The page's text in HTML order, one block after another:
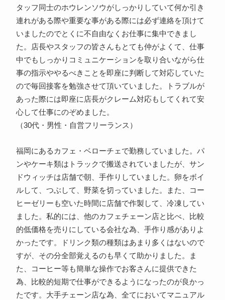
タッフ同士のホウレンソウがしっかりしていて何か引き
連れがある際や重要な事がある際には必ず連絡を頂けて
いましたのでとくに不自由なくお仕事に集中できまし
た。店長やスタッフの皆さんもとても仲がよくて、仕事
中でもしっかりコミュニケーションを取り合いながら仕
事の指示ややるべきことを即座に判断して対応していた
ので毎回接客を勉強させて頂いていました。トラブルが
あった際には即座に店長がクレーム対応もしてくれて安
心して仕事にのぞめました。
（30代・男性・自営フリーランス）
福岡にあるカフェ・ベローチェで勤務していました。パ
ンやケーキ類はトラックで搬送されていましたが、サン
ドウィッチは店舗で朝、手作りしていました。卵をボイ
ルして、つぶして、野菜を切っていました。また、コー
ヒーゼリーも空いた時間に店舗で作製して、冷凍してい
ました。私的には、他のカフェチェーン店と比べ、比較
的低価格を売りにしている会社な為、手作り感がありよ
かったです。ドリンク類の種類はあまり多くはないので
すが、その分全部覚えるのも早くて助かりました。ま
た、コーヒー等も簡単な操作でお客さんに提供できた
為、比較的短期で仕事ができるようになったのが良かっ
たです。大手チェーン店な為、全てにおいてマニュアル